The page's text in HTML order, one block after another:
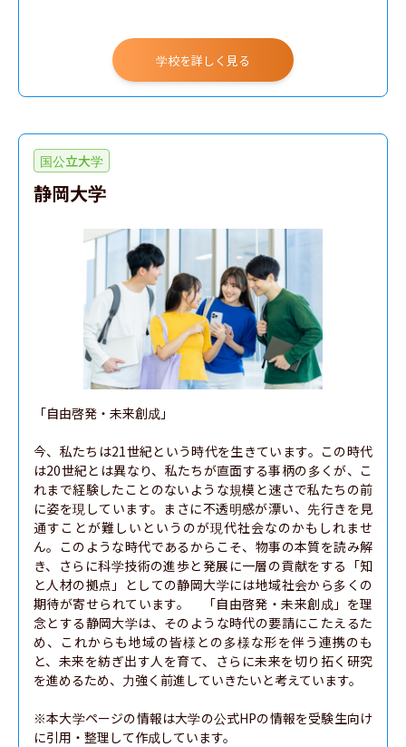
学校を詳しく見る
国公立大学
静岡大学
「自由啓発・未来創成」
今、私たちは21世紀という時代を生きています。この時代
は20世紀とは異なり、私たちが直面する事柄の多くが、こ
れまで経験したことのないような規模と速さで私たちの前
に姿を現しています。まさに不透明感が漂い、先行きを見
通すことが難しいというのが現代社会なのかもしれませ
ん。このような時代であるからこそ、物事の本質を読み解
き、さらに科学技術の進歩と発展に一層の貢献をする「知
と人材の拠点」としての静岡大学には地域社会から多くの
期待が寄せられています。　「自由啓発・未来創成」を理
念とする静岡大学は、そのような時代の要請にこたえるた
め、これからも地域の皆様との多様な形を伴う連携のも
と、未来を紡ぎ出す人を育て、さらに未来を切り拓く研究
を進めるため、力強く前進していきたいと考えています。
※本大学ページの情報は大学の公式HPの情報を受験生向け
に引用・整理して作成しています。